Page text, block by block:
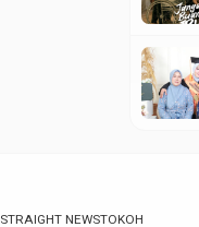
STRAIGHT NEWSTOKOH